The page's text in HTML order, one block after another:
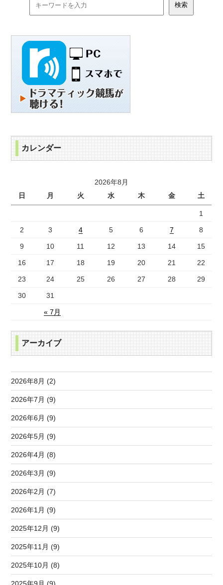
カレンダー
2026年8月
日
月 火 水 木 金 土
« 7月
1
2 3 4 5 6 7 8
9 10 11 12 13 14 15
16 17 18 19 20 21 22
23 24 25 26 27 28 29
30 31
アーカイブ
2026年8月 (2)
2026年7月 (9)
2026年6月 (9)
2026年5月 (9)
2026年4月 (8)
2026年3月 (9)
2026年2月 (7)
2026年1月 (9)
2025年12月 (9)
2025年11月 (9)
2025年10月 (8)